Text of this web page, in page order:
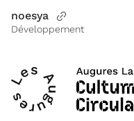
noesya
Développement